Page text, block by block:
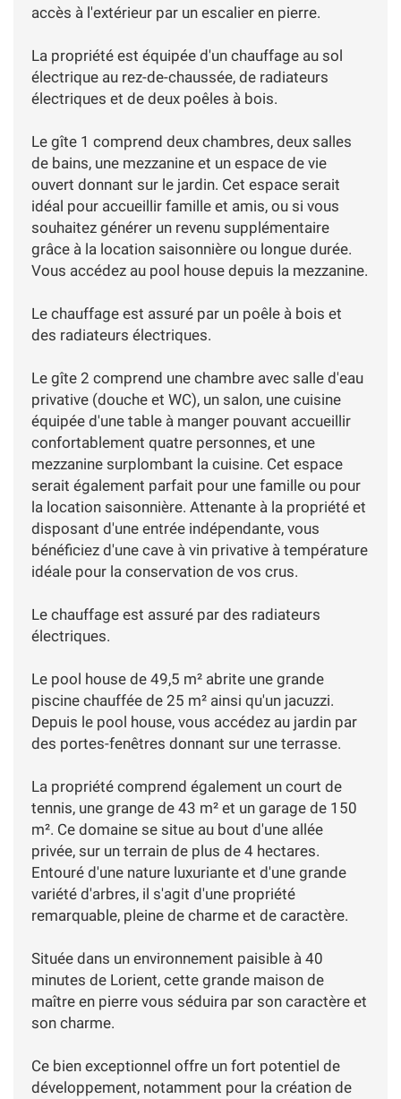
accès à l'extérieur par un escalier en pierre.
La propriété est équipée d'un chauffage au sol
électrique au rez-de-chaussée, de radiateurs
électriques et de deux poêles à bois.
Le gîte 1 comprend deux chambres, deux salles
de bains, une mezzanine et un espace de vie
ouvert donnant sur le jardin. Cet espace serait
idéal pour accueillir famille et amis, ou si vous
souhaitez générer un revenu supplémentaire
grâce à la location saisonnière ou longue durée.
Vous accédez au pool house depuis la mezzanine.
Le chauffage est assuré par un poêle à bois et
des radiateurs électriques.
Le gîte 2 comprend une chambre avec salle d'eau
privative (douche et WC), un salon, une cuisine
équipée d'une table à manger pouvant accueillir
confortablement quatre personnes, et une
mezzanine surplombant la cuisine. Cet espace
serait également parfait pour une famille ou pour
la location saisonnière. Attenante à la propriété et
disposant d'une entrée indépendante, vous
bénéficiez d'une cave à vin privative à température
idéale pour la conservation de vos crus.
Le chauffage est assuré par des radiateurs
électriques.
Le pool house de 49,5 m² abrite une grande
piscine chauffée de 25 m² ainsi qu'un jacuzzi.
Depuis le pool house, vous accédez au jardin par
des portes-fenêtres donnant sur une terrasse.
La propriété comprend également un court de
tennis, une grange de 43 m² et un garage de 150
m². Ce domaine se situe au bout d'une allée
privée, sur un terrain de plus de 4 hectares.
Entouré d'une nature luxuriante et d'une grande
variété d'arbres, il s'agit d'une propriété
remarquable, pleine de charme et de caractère.
Située dans un environnement paisible à 40
minutes de Lorient, cette grande maison de
maître en pierre vous séduira par son caractère et
son charme.
Ce bien exceptionnel offre un fort potentiel de
développement, notamment pour la création de